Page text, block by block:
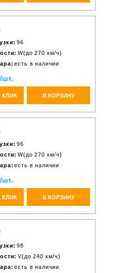
96
W(до 270 км/ч)
есть в наличии
шт.
КЛИК В КОРЗИНУ
96
W(до 270 км/ч)
есть в наличии
шт.
КЛИК В КОРЗИНУ
98
V(до 240 км/ч)
есть в наличии